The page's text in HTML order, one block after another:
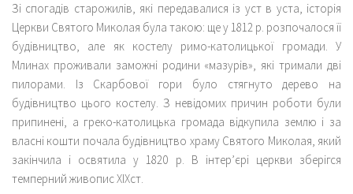
Зі спогадів старожилів, які передавалися із уст в уста, історія
Церкви Святого Миколая була такою: ще у 1812 р. розпочалося її
будівництво, але як костелу римо-католицької громади. У
Млинах проживали заможні родини «мазурів», які тримали дві
пилорами. Із Скарбової гори було стягнуто дерево на
будівництво цього костелу. З невідомих причин роботи були
припинені, а греко-католицька громада відкупила землю і за
власні кошти почала будівництво храму Святого Миколая, який
закінчила і освятила у 1820 р. В інтер’єрі церкви зберігся
темперний живопис ХІХст.